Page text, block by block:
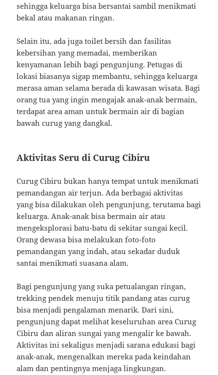
sehingga keluarga bisa bersantai sambil menikmati
bekal atau makanan ringan.
Selain itu, ada juga toilet bersih dan fasilitas
kebersihan yang memadai, memberikan
kenyamanan lebih bagi pengunjung. Petugas di
lokasi biasanya sigap membantu, sehingga keluarga
merasa aman selama berada di kawasan wisata. Bagi
orang tua yang ingin mengajak anak-anak bermain,
terdapat area aman untuk bermain air di bagian
bawah curug yang dangkal.
Aktivitas Seru di Curug Cibiru
Curug Cibiru bukan hanya tempat untuk menikmati
pemandangan air terjun. Ada berbagai aktivitas
yang bisa dilakukan oleh pengunjung, terutama bagi
keluarga. Anak-anak bisa bermain air atau
mengeksplorasi batu-batu di sekitar sungai kecil.
Orang dewasa bisa melakukan foto-foto
pemandangan yang indah, atau sekadar duduk
santai menikmati suasana alam.
Bagi pengunjung yang suka petualangan ringan,
trekking pendek menuju titik pandang atas curug
bisa menjadi pengalaman menarik. Dari sini,
pengunjung dapat melihat keseluruhan area Curug
Cibiru dan aliran sungai yang mengalir ke bawah.
Aktivitas ini sekaligus menjadi sarana edukasi bagi
anak-anak, mengenalkan mereka pada keindahan
alam dan pentingnya menjaga lingkungan.